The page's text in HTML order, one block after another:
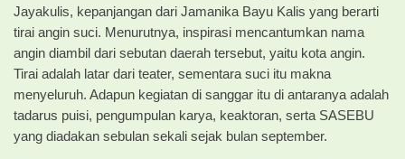
Jayakulis, kepanjangan dari Jamanika Bayu Kalis yang berarti
tirai angin suci. Menurutnya, inspirasi mencantumkan nama
angin diambil dari sebutan daerah tersebut, yaitu kota angin.
Tirai adalah latar dari teater, sementara suci itu makna
menyeluruh. Adapun kegiatan di sanggar itu di antaranya adalah
tadarus puisi, pengumpulan karya, keaktoran, serta SASEBU
yang diadakan sebulan sekali sejak bulan september.